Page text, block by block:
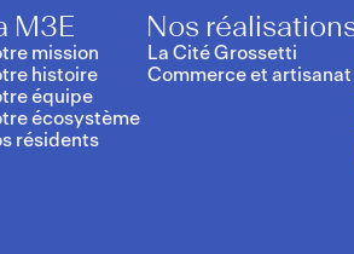
M3E
mission
histoire
équipe
écosystème
résidents
Nos
La Cité Grossetti
Commerce et artisanat